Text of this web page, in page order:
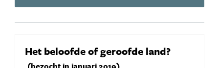
Het beloofde of geroofde land?